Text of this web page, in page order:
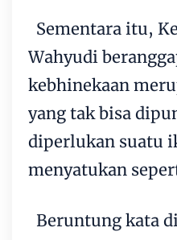
Sementara itu,
Wahyudi
kebhinekaan
yang tak bisa
diperlukan suatu
menyatukan
Beruntung kata